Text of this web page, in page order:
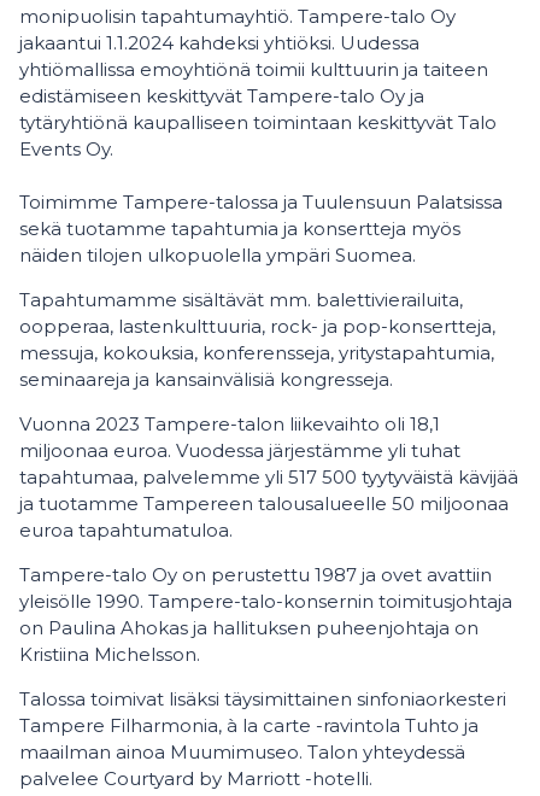
monipuolisin tapahtumayhtiö. Tampere-talo Oy
jakaantui 1.1.2024 kahdeksi yhtiöksi. Uudessa
yhtiömallissa emoyhtiönä toimii kulttuurin ja taiteen
edistämiseen keskittyvät Tampere-talo Oy ja
tytäryhtiönä kaupalliseen toimintaan keskittyvät Talo
Events Oy.
Toimimme Tampere-talossa ja Tuulensuun Palatsissa
sekä tuotamme tapahtumia ja konsertteja myös
näiden tilojen ulkopuolella ympäri Suomea.
Tapahtumamme sisältävät mm. balettivierailuita,
oopperaa, lastenkulttuuria, rock- ja pop-konsertteja,
messuja, kokouksia, konferensseja, yritystapahtumia,
seminaareja ja kansainvälisiä kongresseja.
Vuonna 2023 Tampere-talon liikevaihto oli 18,1
miljoonaa euroa. Vuodessa järjestämme yli tuhat
tapahtumaa, palvelemme yli 517 500 tyytyväistä kävijää
ja tuotamme Tampereen talousalueelle 50 miljoonaa
euroa tapahtumatuloa.
Tampere-talo Oy on perustettu 1987 ja ovet avattiin
yleisölle 1990. Tampere-talo-konsernin toimitusjohtaja
on Paulina Ahokas ja hallituksen puheenjohtaja on
Kristiina Michelsson.
Talossa toimivat lisäksi täysimittainen sinfoniaorkesteri
Tampere Filharmonia, à la carte -ravintola Tuhto ja
maailman ainoa Muumimuseo. Talon yhteydessä
palvelee Courtyard by Marriott -hotelli.